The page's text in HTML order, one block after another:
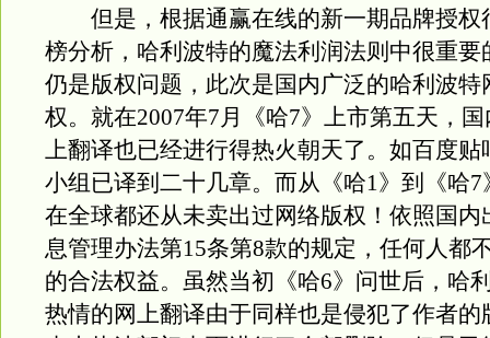
但是，根据通赢在线的新一期品牌授权
榜分析，哈利波特的魔法利润法则中很重要
仍是版权问题，此次是国内广泛的哈利波特
权。就在2007年7月《哈7》上市第五天，
上翻译也已经进行得热火朝天了。如百度贴
小组已译到二十几章。而从《哈1》到《哈7
在全球都还从未卖出过网络版权！依照国内
息管理办法第15条第8款的规定，任何人都
的合法权益。虽然当初《哈6》问世后，哈
热情的网上翻译由于同样也是侵犯了作者的